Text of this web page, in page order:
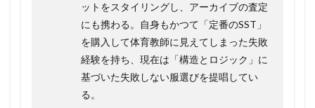
ットをスタイリングし、アーカイブの査定
にも携わる。自身もかつて「定番のSST」
を購入して体育教師に見えてしまった失敗
経験を持ち、現在は「構造とロジック」に
基づいた失敗しない服選びを提唱してい
る。